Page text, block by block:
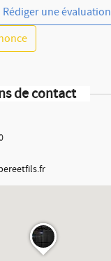
Rédiger une évaluation
de contact